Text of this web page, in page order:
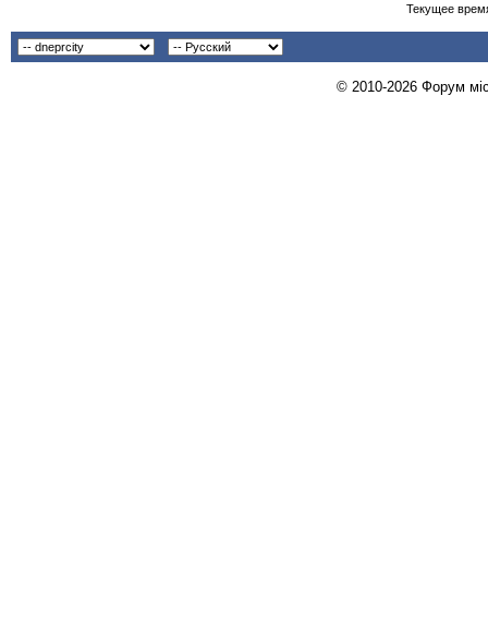
Текущее
© 2010-2026 Форум